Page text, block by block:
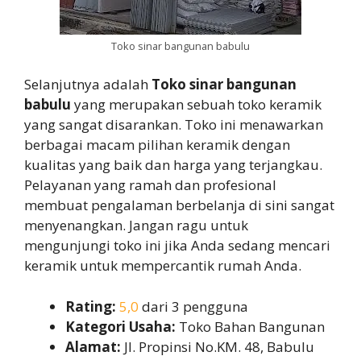
Toko sinar bangunan babulu
Selanjutnya adalah Toko sinar bangunan
babulu yang merupakan sebuah toko keramik
yang sangat disarankan. Toko ini menawarkan
berbagai macam pilihan keramik dengan
kualitas yang baik dan harga yang terjangkau.
Pelayanan yang ramah dan profesional
membuat pengalaman berbelanja di sini sangat
menyenangkan. Jangan ragu untuk
mengunjungi toko ini jika Anda sedang mencari
keramik untuk mempercantik rumah Anda.
Rating: 5,0 dari 3 pengguna
Kategori Usaha: Toko Bahan Bangunan
Alamat: Jl. Propinsi No.KM. 48, Babulu